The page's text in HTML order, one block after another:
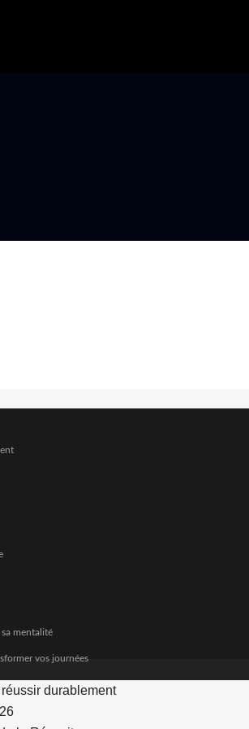
sa mentalité
vos journées
durablement